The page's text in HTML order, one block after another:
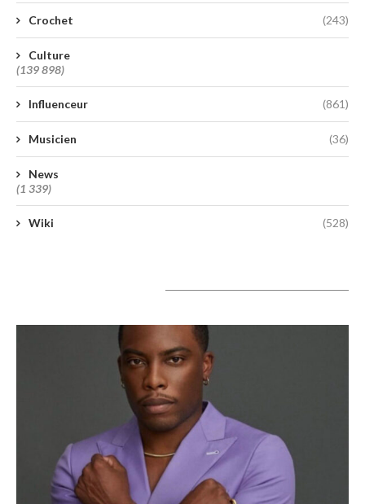
Crochet (243)
Culture
(139 898)
Influenceur (861)
Musicien (36)
News
(1 339)
Wiki (528)